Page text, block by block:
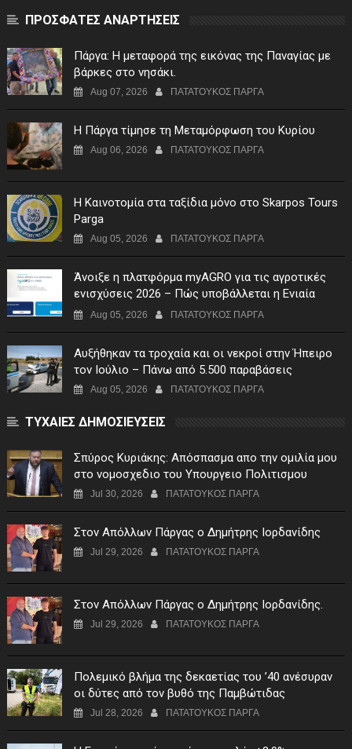
ΠΡΟΣΦΑΤΕΣ ΑΝΑΡΤΗΣΕΙΣ
Πάργα: Η μεταφορά της εικόνας της Παναγίας με
βάρκες στο νησάκι.
Aug 07, 2026 ΠΑΤΑΤΟΥΚΟΣ ΠΑΡΓΑ
Η Πάργα τίμησε τη Μεταμόρφωση του Κυρίου
Aug 06, 2026 ΠΑΤΑΤΟΥΚΟΣ ΠΑΡΓΑ
Η Καινοτομία στα ταξίδια μόνο στο Skarpos Tours
Parga
Aug 05, 2026 ΠΑΤΑΤΟΥΚΟΣ ΠΑΡΓΑ
Άνοιξε η πλατφόρμα myAGRO για τις αγροτικές
ενισχύσεις 2026 – Πώς υποβάλλεται η Ενιαία
Αίτηση Ενίσχυσης
Aug 05, 2026 ΠΑΤΑΤΟΥΚΟΣ ΠΑΡΓΑ
Αυξήθηκαν τα τροχαία και οι νεκροί στην Ήπειρο
τον Ιούλιο – Πάνω από 5.500 παραβάσεις
Aug 05, 2026 ΠΑΤΑΤΟΥΚΟΣ ΠΑΡΓΑ
ΤΥΧΑΙΕΣ ΔΗΜΟΣΙΕΥΣΕΙΣ
Σπύρος Κυριάκης: Απόσπασμα απο την ομιλία μου
στο νομοσχεδιο του Υπουργειο Πολιτισμου
Jul 30, 2026 ΠΑΤΑΤΟΥΚΟΣ ΠΑΡΓΑ
Στον Απόλλων Πάργας ο Δημήτρης Ιορδανίδης
Jul 29, 2026 ΠΑΤΑΤΟΥΚΟΣ ΠΑΡΓΑ
Στον Απόλλων Πάργας ο Δημήτρης Ιορδανίδης.
Jul 29, 2026 ΠΑΤΑΤΟΥΚΟΣ ΠΑΡΓΑ
Πολεμικό βλήμα της δεκαετίας του ’40 ανέσυραν
οι δύτες από τον βυθό της Παμβώτιδας
Jul 28, 2026 ΠΑΤΑΤΟΥΚΟΣ ΠΑΡΓΑ